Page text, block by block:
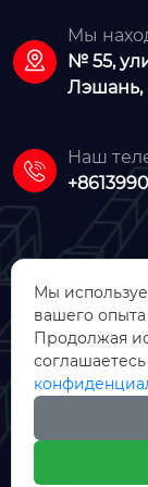

Мы
№ 55,
Лэшань,

Наш
ООО
Мы
вашего
Продолжая